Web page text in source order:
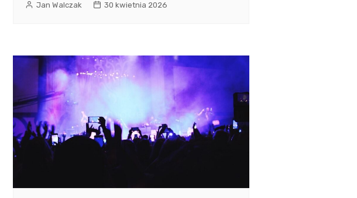
Jan Walczak 30 kwietnia 2026